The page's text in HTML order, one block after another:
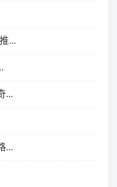
...
...
...